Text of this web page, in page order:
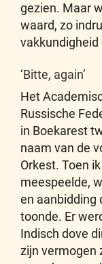
gezien. Maar
waard, zo
‘Bitte, again’
Het
Russische
in Boekarest
naam van de
Orkest. Toen
meespeelde,
en aanbidding
toonde. Er
Indisch dove
zijn vermogen